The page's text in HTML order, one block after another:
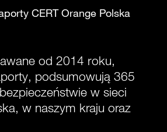
CERT Orange Polska
od 2014 roku,
podsumowują 365
w sieci
w naszym kraju oraz